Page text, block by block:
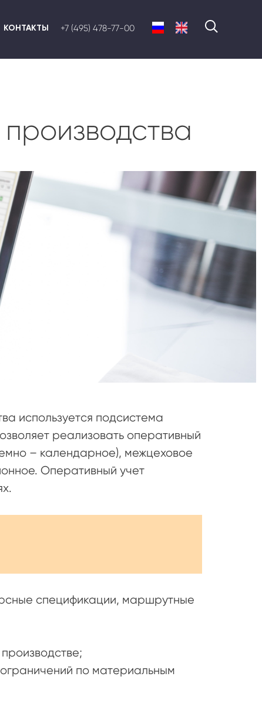
КОНТАКТЫ +7 (495) 478-77-00
используется подсистема
реализовать оперативный
– календарное), межцеховое
Оперативный учет
спецификации, маршрутные
по материальным